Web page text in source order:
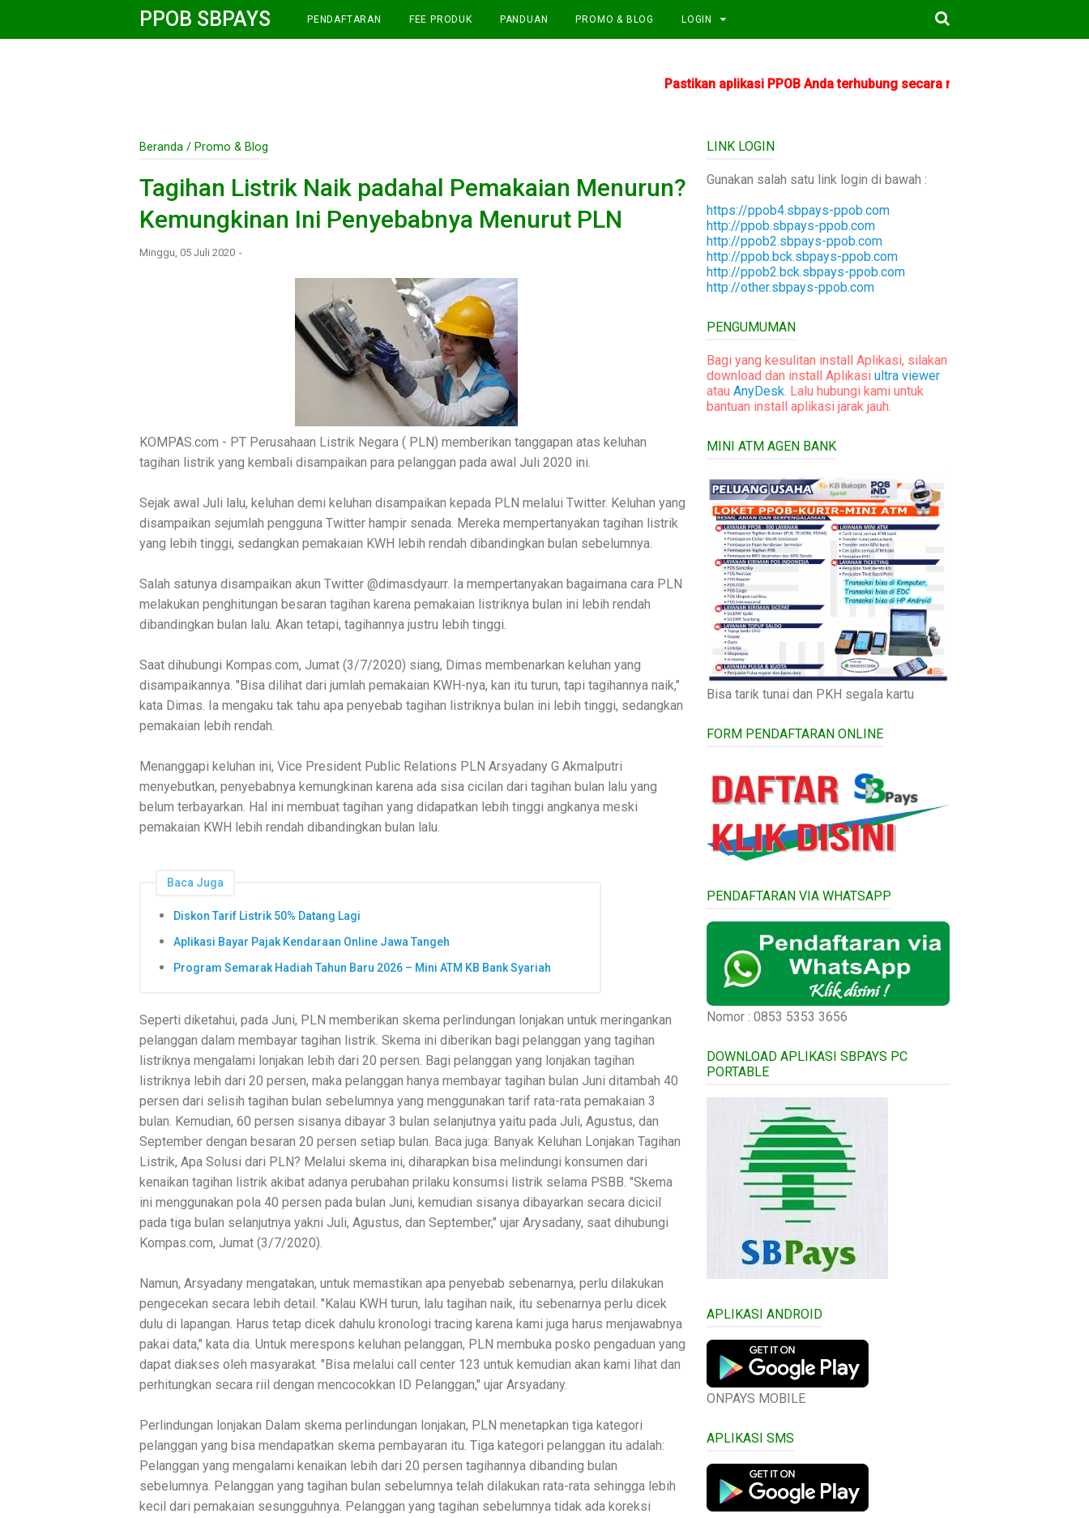
PPOB SBPAYS PENDAFTARAN FEE PRODUK PANDUAN PROMO & BLOG LOGIN
Pastikan aplikasi PPOB Anda terhubung secara resmi dengan PLN. PT Cipta
Beranda / Promo & Blog
Tagihan Listrik Naik padahal Pemakaian Menurun?
Kemungkinan Ini Penyebabnya Menurut PLN
Minggu, 05 Juli 2020
KOMPAS.com - PT Perusahaan Listrik Negara ( PLN) memberikan tanggapan atas keluhan
tagihan listrik yang kembali disampaikan para pelanggan pada awal Juli 2020 ini.
Sejak awal Juli lalu, keluhan demi keluhan disampaikan kepada PLN melalui Twitter. Keluhan yang
disampaikan sejumlah pengguna Twitter hampir senada. Mereka mempertanyakan tagihan listrik
yang lebih tinggi, sedangkan pemakaian KWH lebih rendah dibandingkan bulan sebelumnya.
Salah satunya disampaikan akun Twitter @dimasdyaurr. Ia mempertanyakan bagaimana cara PLN
melakukan penghitungan besaran tagihan karena pemakaian listriknya bulan ini lebih rendah
dibandingkan bulan lalu. Akan tetapi, tagihannya justru lebih tinggi.
Saat dihubungi Kompas.com, Jumat (3/7/2020) siang, Dimas membenarkan keluhan yang
disampaikannya. "Bisa dilihat dari jumlah pemakaian KWH-nya, kan itu turun, tapi tagihannya naik,"
kata Dimas. Ia mengaku tak tahu apa penyebab tagihan listriknya bulan ini lebih tinggi, sedangkan
pemakaian lebih rendah.
Menanggapi keluhan ini, Vice President Public Relations PLN Arsyadany G Akmalputri
menyebutkan, penyebabnya kemungkinan karena ada sisa cicilan dari tagihan bulan lalu yang
belum terbayarkan. Hal ini membuat tagihan yang didapatkan lebih tinggi angkanya meski
pemakaian KWH lebih rendah dibandingkan bulan lalu.
Baca Juga
Diskon Tarif Listrik 50% Datang Lagi
Aplikasi Bayar Pajak Kendaraan Online Jawa Tangeh
Program Semarak Hadiah Tahun Baru 2026 – Mini ATM KB Bank Syariah
Seperti diketahui, pada Juni, PLN memberikan skema perlindungan lonjakan untuk meringankan
pelanggan dalam membayar tagihan listrik. Skema ini diberikan bagi pelanggan yang tagihan
listriknya mengalami lonjakan lebih dari 20 persen. Bagi pelanggan yang lonjakan tagihan
listriknya lebih dari 20 persen, maka pelanggan hanya membayar tagihan bulan Juni ditambah 40
persen dari selisih tagihan bulan sebelumnya yang menggunakan tarif rata-rata pemakaian 3
bulan. Kemudian, 60 persen sisanya dibayar 3 bulan selanjutnya yaitu pada Juli, Agustus, dan
September dengan besaran 20 persen setiap bulan. Baca juga: Banyak Keluhan Lonjakan Tagihan
Listrik, Apa Solusi dari PLN? Melalui skema ini, diharapkan bisa melindungi konsumen dari
kenaikan tagihan listrik akibat adanya perubahan prilaku konsumsi listrik selama PSBB. "Skema
ini menggunakan pola 40 persen pada bulan Juni, kemudian sisanya dibayarkan secara dicicil
pada tiga bulan selanjutnya yakni Juli, Agustus, dan September," ujar Arysadany, saat dihubungi
Kompas.com, Jumat (3/7/2020).
Namun, Arsyadany mengatakan, untuk memastikan apa penyebab sebenarnya, perlu dilakukan
pengecekan secara lebih detail. "Kalau KWH turun, lalu tagihan naik, itu sebenarnya perlu dicek
dulu di lapangan. Harus tetap dicek dahulu kronologi tracing karena kami juga harus menjawabnya
pakai data," kata dia. Untuk merespons keluhan pelanggan, PLN membuka posko pengaduan yang
dapat diakses oleh masyarakat. "Bisa melalui call center 123 untuk kemudian akan kami lihat dan
perhitungkan secara riil dengan mencocokkan ID Pelanggan," ujar Arsyadany.
Perlindungan lonjakan Dalam skema perlindungan lonjakan, PLN menetapkan tiga kategori
pelanggan yang bisa mendapatkan skema pembayaran itu. Tiga kategori pelanggan itu adalah:
Pelanggan yang mengalami kenaikan lebih dari 20 persen tagihannya dibanding bulan
sebelumnya. Pelanggan yang tagihan bulan sebelumnya telah dilakukan rata-rata sehingga lebih
kecil dari pemakaian sesungguhnya. Pelanggan yang tagihan sebelumnya tidak ada koreksi
LINK LOGIN
Gunakan salah satu link login di bawah :
https://ppob4.sbpays-ppob.com
http://ppob.sbpays-ppob.com
http://ppob2.sbpays-ppob.com
http://ppob.bck.sbpays-ppob.com
http://ppob2.bck.sbpays-ppob.com
http://other.sbpays-ppob.com
PENGUMUMAN
Bagi yang kesulitan install Aplikasi, silakan
download dan install Aplikasi ultra viewer
atau AnyDesk. Lalu hubungi kami untuk
bantuan install aplikasi jarak jauh.
MINI ATM AGEN BANK
Bisa tarik tunai dan PKH segala kartu
FORM PENDAFTARAN ONLINE
PENDAFTARAN VIA WHATSAPP
Nomor : 0853 5353 3656
DOWNLOAD APLIKASI SBPAYS PC
PORTABLE
APLIKASI ANDROID
ONPAYS MOBILE
APLIKASI SMS